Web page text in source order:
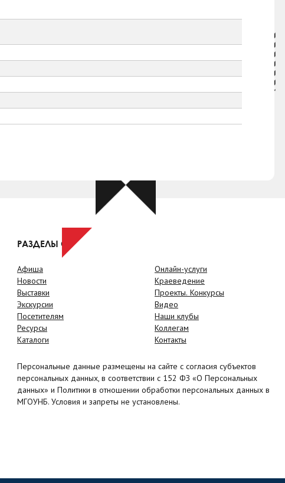
РАЗДЕЛЫ САЙТА
Афиша
Новости
Выставки
Экскурсии
Посетителям
Ресурсы
Каталоги
Онлайн-услуги
Краеведение
Проекты. Конкурсы
Видео
Наши клубы
Коллегам
Контакты
Персональные данные размещены на сайте с согласия субъектов
персональных данных, в соответствии с 152 ФЗ «О Персональных
данных» и Политики в отношении обработки персональных данных в
МГОУНБ. Условия и запреты не установлены.